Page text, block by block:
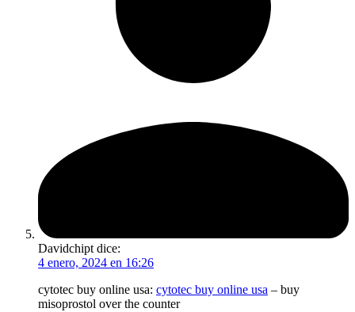
Davidchipt dice:
4 enero, 2024 en 16:26
cytotec buy online usa: cytotec buy online usa – buy
misoprostol over the counter